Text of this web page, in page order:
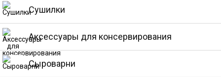
Сушилки
Аксессуары для консервирования
Сыроварни